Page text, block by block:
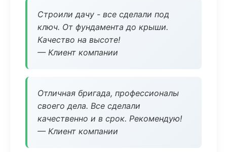
Строили дачу - все сделали под
ключ. От фундамента до крыши.
Качество на высоте!
— Клиент компании
Отличная бригада, профессионалы
своего дела. Все сделали
качественно и в срок. Рекомендую!
— Клиент компании